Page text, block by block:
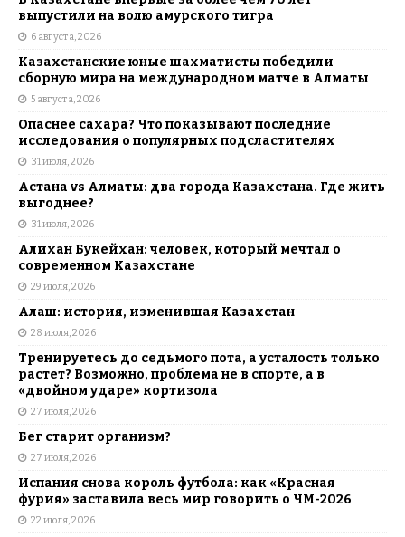
выпустили на волю амурского тигра
6 августа, 2026
Казахстанские юные шахматисты победили
сборную мира на международном матче в Алматы
5 августа, 2026
Опаснее сахара? Что показывают последние
исследования о популярных подсластителях
31 июля, 2026
Астана vs Алматы: два города Казахстана. Где жить
выгоднее?
31 июля, 2026
Алихан Букейхан: человек, который мечтал о
современном Казахстане
29 июля, 2026
Алаш: история, изменившая Казахстан
28 июля, 2026
Тренируетесь до седьмого пота, а усталость только
растет? Возможно, проблема не в спорте, а в
«двойном ударе» кортизола
27 июля, 2026
Бег старит организм?
27 июля, 2026
Испания снова король футбола: как «Красная
фурия» заставила весь мир говорить о ЧМ-2026
22 июля, 2026